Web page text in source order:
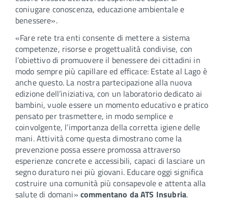
coniugare conoscenza, educazione ambientale e
benessere».
«Fare rete tra enti consente di mettere a sistema
competenze, risorse e progettualità condivise, con
l’obiettivo di promuovere il benessere dei cittadini in
modo sempre più capillare ed efficace: Estate al Lago è
anche questo. La nostra partecipazione alla nuova
edizione dell’iniziativa, con un laboratorio dedicato ai
bambini, vuole essere un momento educativo e pratico
pensato per trasmettere, in modo semplice e
coinvolgente, l’importanza della corretta igiene delle
mani. Attività come questa dimostrano come la
prevenzione possa essere promossa attraverso
esperienze concrete e accessibili, capaci di lasciare un
segno duraturo nei più giovani. Educare oggi significa
costruire una comunità più consapevole e attenta alla
salute di domani» commentano da ATS Insubria.